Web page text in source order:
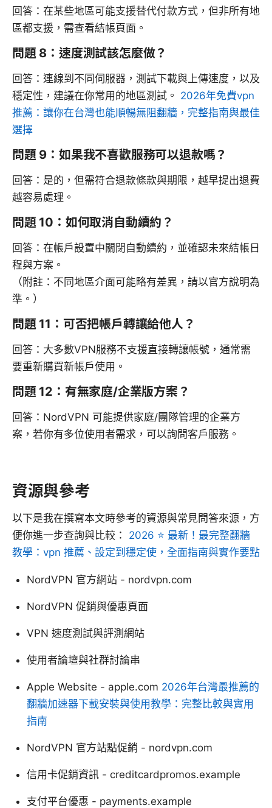
回答：在某些地區可能支援替代付款方式，但非所有地
區都支援，需查看結帳頁面。
問題 8：速度測試該怎麼做？
回答：連線到不同伺服器，測試下載與上傳速度，以及
穩定性，建議在你常用的地區測試。 2026年免費vpn
推薦：讓你在台灣也能順暢無阻翻牆，完整指南與最佳
選擇
問題 9：如果我不喜歡服務可以退款嗎？
回答：是的，但需符合退款條款與期限，越早提出退費
越容易處理。
問題 10：如何取消自動續約？
回答：在帳戶設置中關閉自動續約，並確認未來結帳日
程與方案。
（附註：不同地區介面可能略有差異，請以官方說明為
準。）
問題 11：可否把帳戶轉讓給他人？
回答：大多數VPN服務不支援直接轉讓帳號，通常需
要重新購買新帳戶使用。
問題 12：有無家庭/企業版方案？
回答：NordVPN 可能提供家庭/團隊管理的企業方
案，若你有多位使用者需求，可以詢問客戶服務。
資源與參考
以下是我在撰寫本文時參考的資源與常見問答來源，方
便你進一步查詢與比較： 2026 ⭐ 最新！最完整翻牆
教學：vpn 推薦、設定到穩定使，全面指南與實作要點
NordVPN 官方網站 - nordvpn.com
NordVPN 促銷與優惠頁面
VPN 速度測試與評測網站
使用者論壇與社群討論串
Apple Website - apple.com 2026年台灣最推薦的
翻牆加速器下載安裝與使用教學：完整比較與實用
指南
NordVPN 官方站點促銷 - nordvpn.com
信用卡促銷資訊 - creditcardpromos.example
支付平台優惠 - payments.example